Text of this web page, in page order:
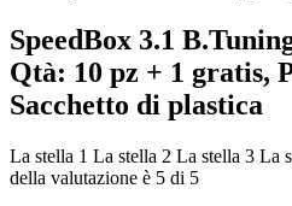
SpeedBox 3.1
Qtà: 10 pz + 1 gratis,
Sacchetto di plastica
La stella 1 La stella 2 La stella 3 La
della valutazione è 5 di 5